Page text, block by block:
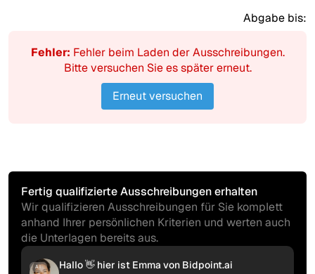
Abgabe bis:
Fehler: Fehler beim Laden der Ausschreibungen.
Bitte versuchen Sie es später erneut.
Erneut versuchen
Fertig qualifizierte Ausschreibungen erhalten
Wir qualifizieren Ausschreibungen für Sie komplett
anhand Ihrer persönlichen Kriterien und werten auch
die Unterlagen bereits aus.
AI
Hallo 👋 hier ist Emma von Bidpoint.ai